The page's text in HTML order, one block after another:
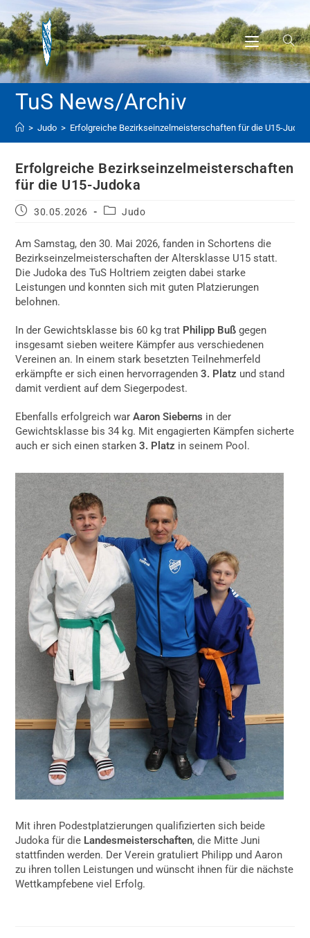
> Judo > Erfolgreiche Bezirkseinzelmeisterschaften für die U15-
Erfolgreiche Bezirkseinzelmeisterschaften
für die U15-Judoka
30.05.2026 Judo
Am Samstag, den 30. Mai 2026, fanden in Schortens die
Bezirkseinzelmeisterschaften der Altersklasse U15 statt.
Die Judoka des TuS Holtriem zeigten dabei starke
Leistungen und konnten sich mit guten Platzierungen
belohnen.
In der Gewichtsklasse bis 60 kg trat Philipp Buß gegen
insgesamt sieben weitere Kämpfer aus verschiedenen
Vereinen an. In einem stark besetzten Teilnehmerfeld
erkämpfte er sich einen hervorragenden3. Platz und stand
damit verdient auf dem Siegerpodest.
Ebenfalls erfolgreich warAaron Sieberns in der
Gewichtsklasse bis 34 kg. Mit engagierten Kämpfen sicherte
auch er sich einen starken3. Platz in seinem Pool.
Mit ihren Podestplatzierungen qualifizierten sich beide
Judoka für die Landesmeisterschaften, die Mitte Juni
stattfinden werden. Der Verein gratuliert Philipp und Aaron
zu ihren tollen Leistungen und wünscht ihnen für die nächste
Wettkampfebene viel Erfolg.